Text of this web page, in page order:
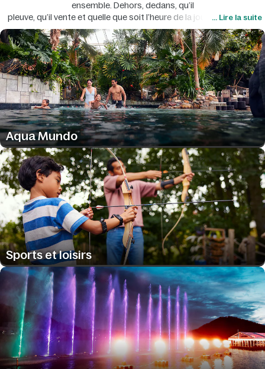
ensemble. Dehors, dedans, qu’il
pleuve, qu’il vente et quelle que soit l’heure de la journée… il y aura
toujours de quoi s’amuser !
... Lire la suite
Aqua Mundo
Sports et loisirs